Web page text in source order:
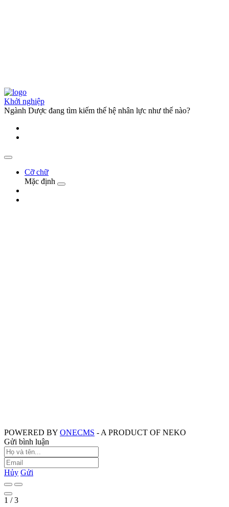
Khởi nghiệp
Ngành Dược đang tìm kiếm thế hệ nhân lực như thế nào?
Cỡ chữ
Mặc định
POWERED BY ONECMS - A PRODUCT OF NEKO
Gửi bình luận
Hủy Gửi
1 /3